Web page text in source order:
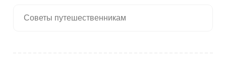
Советы путешественникам